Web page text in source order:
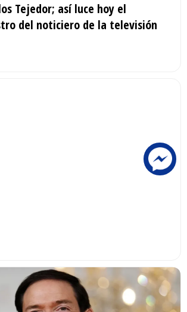
Tejedor; así luce hoy el
del noticiero de la televisión